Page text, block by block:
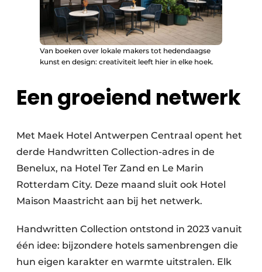
Van boeken over lokale makers tot hedendaagse
kunst en design: creativiteit leeft hier in elke hoek.
Een groeiend netwerk
Met Maek Hotel Antwerpen Centraal opent het
derde Handwritten Collection-adres in de
Benelux, na Hotel Ter Zand en Le Marin
Rotterdam City. Deze maand sluit ook Hotel
Maison Maastricht aan bij het netwerk.
Handwritten Collection ontstond in 2023 vanuit
één idee: bijzondere hotels samenbrengen die
hun eigen karakter en warmte uitstralen. Elk